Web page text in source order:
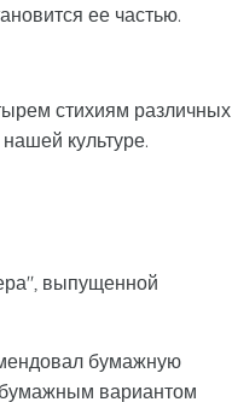
ее частью.
стихиям различных
культуре.
выпущенной
бумажную
бумажным вариантом